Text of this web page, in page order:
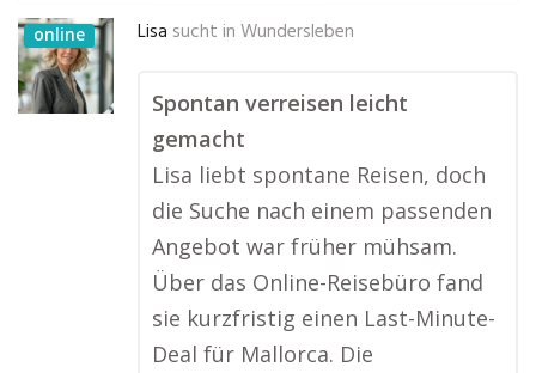
online Lisa sucht in Wundersleben
Spontan verreisen leicht
gemacht
Lisa liebt spontane Reisen, doch
die Suche nach einem passenden
Angebot war früher mühsam.
Über das Online-Reisebüro fand
sie kurzfristig einen Last-Minute-
Deal für Mallorca. Die